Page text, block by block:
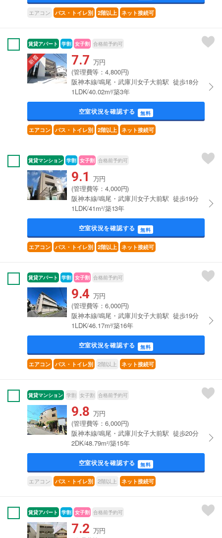
エアコン バス・トイレ別 2階以上 ネット接続可
賃貸アパート 学割 女子割 合格前予約可
7.7 万円
(管理費等：4,800円)
阪神本線/鳴尾・武庫川女子大前駅 徒歩18分
1LDK/40.02m²/築3年
空室状況を確認する 無料
エアコン バス・トイレ別 2階以上 ネット接続可
賃貸マンション 学割 女子割 合格前予約可
9.1 万円
(管理費等：4,000円)
阪神本線/鳴尾・武庫川女子大前駅 徒歩19分
1LDK/41m²/築13年
空室状況を確認する 無料
エアコン バス・トイレ別 2階以上 ネット接続可
賃貸アパート 学割 女子割 合格前予約可
9.4 万円
(管理費等：6,000円)
阪神本線/鳴尾・武庫川女子大前駅 徒歩19分
1LDK/46.17m²/築16年
空室状況を確認する 無料
エアコン バス・トイレ別 2階以上 ネット接続可
賃貸マンション 学割 女子割 合格前予約可
9.8 万円
(管理費等：6,000円)
阪神本線/鳴尾・武庫川女子大前駅 徒歩20分
2DK/48.79m²/築15年
空室状況を確認する 無料
エアコン バス・トイレ別 2階以上 ネット接続可
賃貸アパート 学割 女子割 合格前予約可
7.2 万円